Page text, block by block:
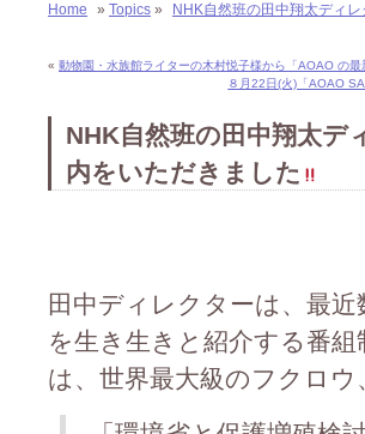
Home » Topics » NHK自然班の田中翔太ディ
« 動物園・水族館ライターの木村悦子様から「AOAO の
８月22日(火)「AOAO
NHK自然班の田中翔太デ
内をいただきました
田中ディレクターは、最
を生き生きと紹介する番
は、世界最大級のフクロ